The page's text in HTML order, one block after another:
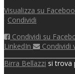
Visualizza su
Condividi
Condividi su
LinkedIn
Condividi
Birra Bellazzi si trova